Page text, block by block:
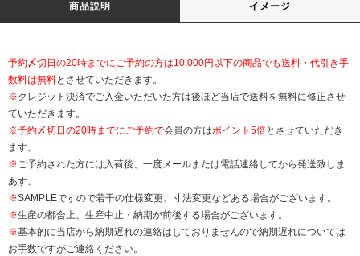
商品説明 イメージ
予約〆切日の20時までにご予約の方は10,000円以下の商品でも送料・代引き手
数料は無料とさせていただきます。
※クレジット決済でご入金いただいた方は後ほど当店で送料を無料に修正させ
ていただきます。
※予約〆切日の20時までにご予約で会員の方はポイント5倍とさせていただき
ます。
※ご予約された方には入荷後、一度メールまたは電話連絡してから発送致しま
あす。
※SAMPLEですので若干の仕様変更、寸法変更などある場合がございます。
※生産の都合上、生産中止・納期が前後する場合がございます。
※基本的に当店から納期遅れの連絡はしておりませんので納期遅れについては
お手数ですがご連絡ください。